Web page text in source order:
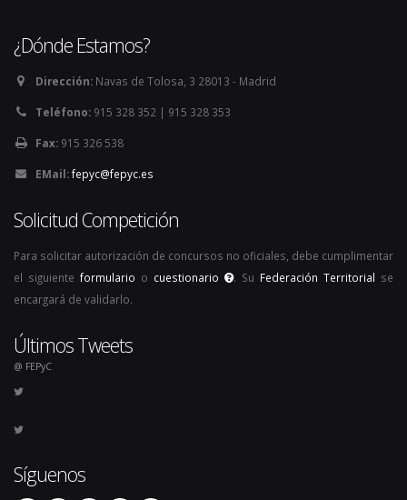
¿Dónde Estamos?
Dirección: Navas de Tolosa, 3 28013 - Madrid
Teléfono: 915 328 352 | 915 328 353
Fax: 915 326 538
EMail:fepyc@fepyc.es
Solicitud Competición
Para solicitar autorización de concursos no oficiales, debe cumplimentar
el siguiente formulario o cuestionario . Su Federación Territorial se
encargará de validarlo.
Últimos Tweets
@ FEPyC
Síguenos